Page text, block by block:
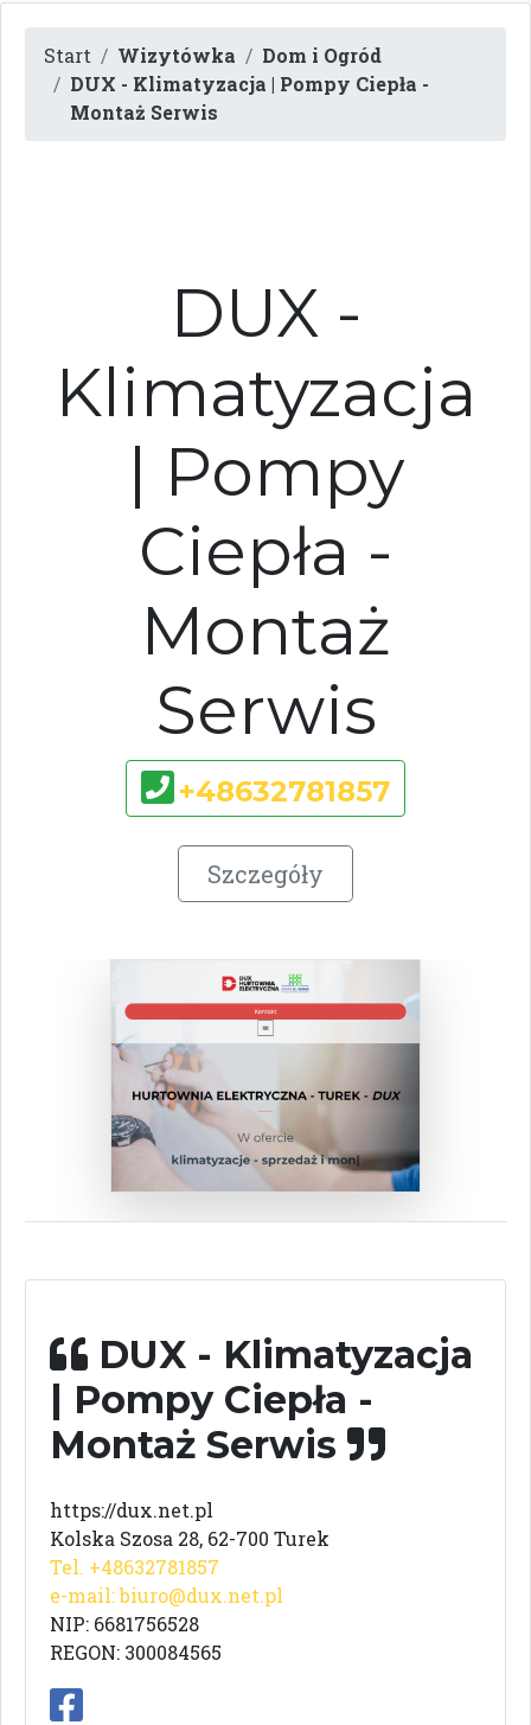
Start Wizytówka
Dom i Ogród
DUX - Klimatyzacja | Pompy Ciepła -
Montaż Serwis
DUX -
Klimatyzacja
| Pompy
Ciepła -
Montaż
Serwis
+48632781857
Szczegóły
DUX - Klimatyzacja
| Pompy Ciepła -
Montaż Serwis
https://dux.net.pl
Kolska Szosa 28, 62-700 Turek
Tel. +48632781857
e-mail:biuro@dux.net.pl
NIP: 6681756528
REGON: 300084565